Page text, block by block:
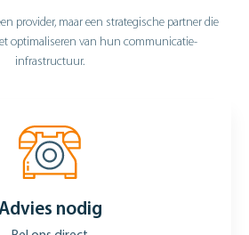
provider, maar een strategische partner die
optimaliseren van hun communicatie-
infrastructuur.
nodig